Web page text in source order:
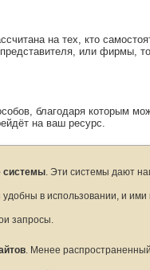
на тех, кто
представителя, или фирмы,
благодаря которым
на ваш ресурс.
системы. Эти системы дают
удобны в использовании, и
запросы.
. Менее